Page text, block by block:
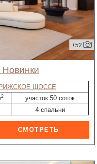
+52
Новинки
ШОССЕ
2
участок 50 соток
4 спальни